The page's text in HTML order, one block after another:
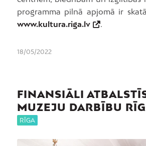
programma pilnā apjomā ir
www.kultura.riga.lv
.
18/05/2022
FINANSIĀLI
MUZEJU DARBĪBU
RĪGA